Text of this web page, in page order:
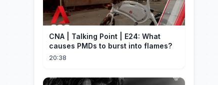
CNA | Talking Point | E24: What
causes PMDs to burst into flames?
20:38